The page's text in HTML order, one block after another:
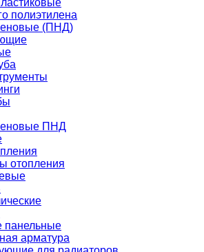
полиэтилена
(ПНД)
ПНД
отопления
панельные
арматура